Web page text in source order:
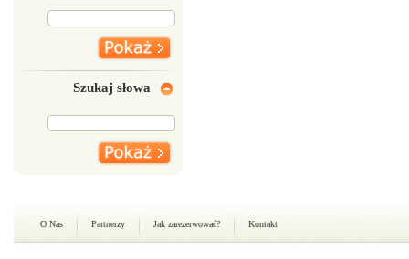
Szukaj słowa
O Nas Partnerzy Jak zarezerwować? Kontakt